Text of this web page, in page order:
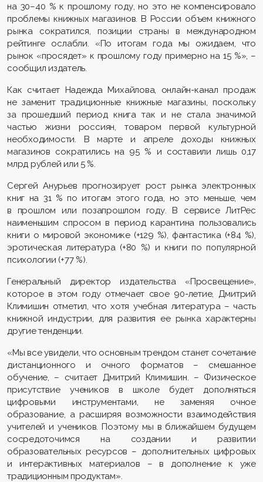
на 30–40 % к прошлому году, но это не компенсировало
проблемы книжных магазинов. В России объем книжного
рынка сократился, позиции страны в международном
рейтинге ослабли. «По итогам года мы ожидаем, что
рынок «просядет» к прошлому году примерно на 15 %», –
сообщил издатель.
Как считает Надежда Михайлова, онлайн-канал продаж
не заменит традиционные книжные магазины, поскольку
за прошедший период книга так и не стала значимой
частью жизни россиян, товаром первой культурной
необходимости. В марте и апреле доходы книжных
магазинов сократились на 95 % и составили лишь 0,17
млрд рублей или 5 %.
Сергей Анурьев прогнозирует рост рынка электронных
книг на 31 % по итогам этого года, но это меньше, чем
в прошлом или позапрошлом году. В сервисе ЛитРес
наименьшим спросом в период карантина пользовались
книги о мировой экономике (+129 %), фантастика (+84 %),
эротическая литература (+80 %) и книги по популярной
психологии (+77 %).
Генеральный директор издательства «Просвещение»,
которое в этом году отмечает свое 90-летие, Дмитрий
Климишин отметил, что хотя учебная литература – часть
книжной индустрии, для развития ее рынка характерны
другие тенденции.
«Мы все увидели, что основным трендом станет сочетание
дистанционного и очного форматов – смешанное
обучение, – считает Дмитрий Климишин. – Физическое
присутствие учеников в школе будет дополняться
цифровыми инструментами, не заменяя очное
образование, а расширяя возможности взаимодействия
учителей и учеников. Поэтому мы в ближайшем будущем
сосредоточимся на создании и развитии
образовательных ресурсов – дополнительных цифровых
и интерактивных материалов – в дополнение к уже
традиционным продуктам».